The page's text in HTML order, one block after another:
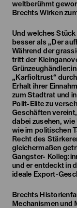
weltberühmt
Brechts Wirken
Und welches
besser als „Der
Während der
tritt der
„Karfioltrust“
Erhalt ihrer
zum Stadtrat und
Polit-Elite zu
Geschäften
dabei zusehen,
wie im politischen
Recht des
gleichermaßen
Gangster-
und er entdeckt in
ideale Export-
Brechts
Mechanismen und